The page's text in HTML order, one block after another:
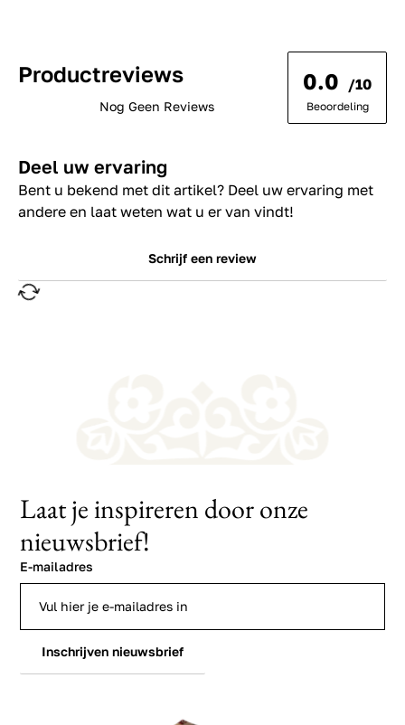
Productreviews
Nog Geen Reviews
0.0 /10
Beoordeling
Deel uw ervaring
Bent u bekend met dit artikel? Deel uw ervaring met
andere en laat weten wat u er van vindt!
Schrijf een review
Laat je inspireren door onze
nieuwsbrief!
E-mailadres
Inschrijven nieuwsbrief